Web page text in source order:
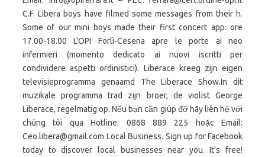
C.F. Libera boys have filmed some messages from their h.
Some of our mini boys made their first concert app. ore
17.00-18.00 L'OPI Forlì-Cesena apre le porte ai neo
infermieri (momento dedicato ai nuovi iscritti per
condividere aspetti ordinistici). Liberace kreeg zijn eigen
televisieprogramma genaamd The Liberace Show.In dit
muzikale programma trad zijn broer, de violist George
Liberace, regelmatig op. Nếu bạn cần giúp đỡ hãy liên hệ với
chúng tôi qua Hotline: 0868 889 225 hoặc Email:
Ceo.libera@gmail.com Local Business. Sign up for Facebook
today to discover local businesses near you. It's free!